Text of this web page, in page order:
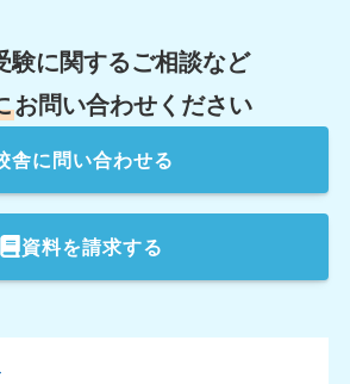
験に関するご相談など
お問い合わせください
舎に問い合わせる
資料を請求する